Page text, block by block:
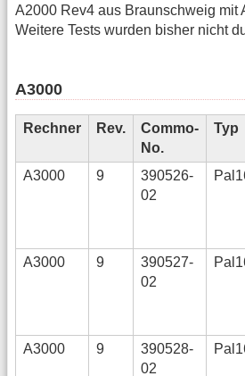
A2000 Rev4 aus Braunschweig mit
Weitere Tests wurden bisher nicht
A3000
Rechner Rev.
Commo-
No.
Typ
A3000
9
390526-
02
A3000 9
390527-
02
A3000 9
390528-
02